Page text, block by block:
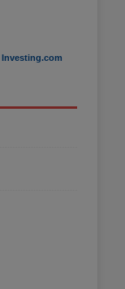
Investing.com